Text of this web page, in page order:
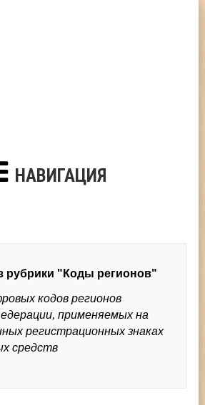
НАВИГАЦИЯ
рубрики "Коды регионов"
кодов регионов
применяемых на
регистрационных знаках
средств